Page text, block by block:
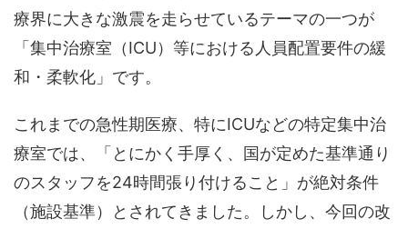
療界に大きな激震を走らせているテーマの一つが
「集中治療室（ICU）等における人員配置要件の緩
和・柔軟化」です。
これまでの急性期医療、特にICUなどの特定集中治
療室では、「とにかく手厚く、国が定めた基準通り
のスタッフを24時間張り付けること」が絶対条件
（施設基準）とされてきました。しかし、今回の改